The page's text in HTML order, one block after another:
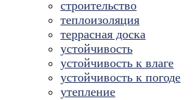
строительство
теплоизоляция
террасная доска
устойчивость
устойчивость к влаге
устойчивость к погоде
утепление